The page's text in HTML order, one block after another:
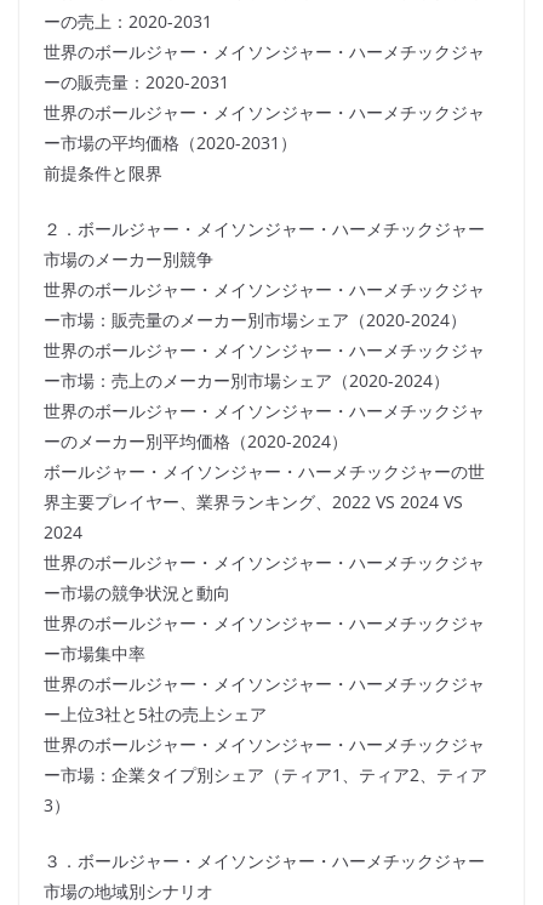
ーの売上：2020-2031
世界のボールジャー・メイソンジャー・ハーメチックジャ
ーの販売量：2020-2031
世界のボールジャー・メイソンジャー・ハーメチックジャ
ー市場の平均価格（2020-2031）
前提条件と限界
２．ボールジャー・メイソンジャー・ハーメチックジャー
市場のメーカー別競争
世界のボールジャー・メイソンジャー・ハーメチックジャ
ー市場：販売量のメーカー別市場シェア（2020-2024）
世界のボールジャー・メイソンジャー・ハーメチックジャ
ー市場：売上のメーカー別市場シェア（2020-2024）
世界のボールジャー・メイソンジャー・ハーメチックジャ
ーのメーカー別平均価格（2020-2024）
ボールジャー・メイソンジャー・ハーメチックジャーの世
界主要プレイヤー、業界ランキング、2022 VS 2024 VS
2024
世界のボールジャー・メイソンジャー・ハーメチックジャ
ー市場の競争状況と動向
世界のボールジャー・メイソンジャー・ハーメチックジャ
ー市場集中率
世界のボールジャー・メイソンジャー・ハーメチックジャ
ー上位3社と5社の売上シェア
世界のボールジャー・メイソンジャー・ハーメチックジャ
ー市場：企業タイプ別シェア（ティア1、ティア2、ティア
3）
３．ボールジャー・メイソンジャー・ハーメチックジャー
市場の地域別シナリオ